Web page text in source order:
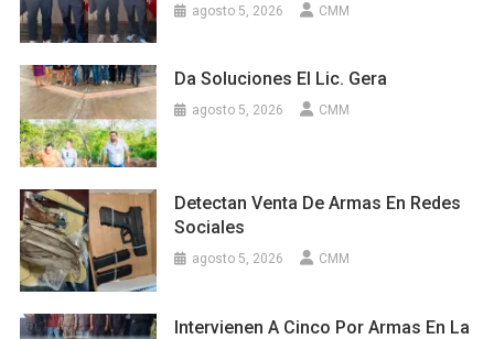
agosto 5, 2026 CMM
Da Soluciones El Lic. Gera
agosto 5, 2026 CMM
Detectan Venta De Armas En Redes
Sociales
agosto 5, 2026 CMM
Intervienen A Cinco Por Armas En La